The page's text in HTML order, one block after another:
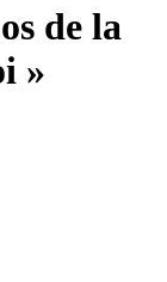
de la
»